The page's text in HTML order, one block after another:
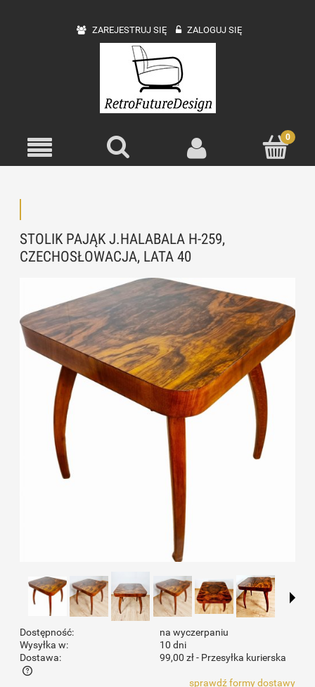
ZAREJESTRUJ SIĘ ZALOGUJ SIĘ
STOLIK PAJĄK J.HALABALA H-259,
CZECHOSŁOWACJA, LATA 40
Dostępność:
na wyczerpaniu
Wysyłka w:
10 dni
Dostawa:
99,00 zł- Przesyłka kurierska
Cena nie zawiera ewentualnych kosztów płatnościsprawdź formy dostawy